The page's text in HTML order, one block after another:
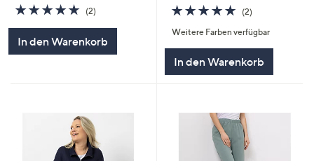
5.0
von
5
(2)
In den Warenkorb
5.0
von
5
(2)
Weitere Farben verfügbar
In den Warenkorb